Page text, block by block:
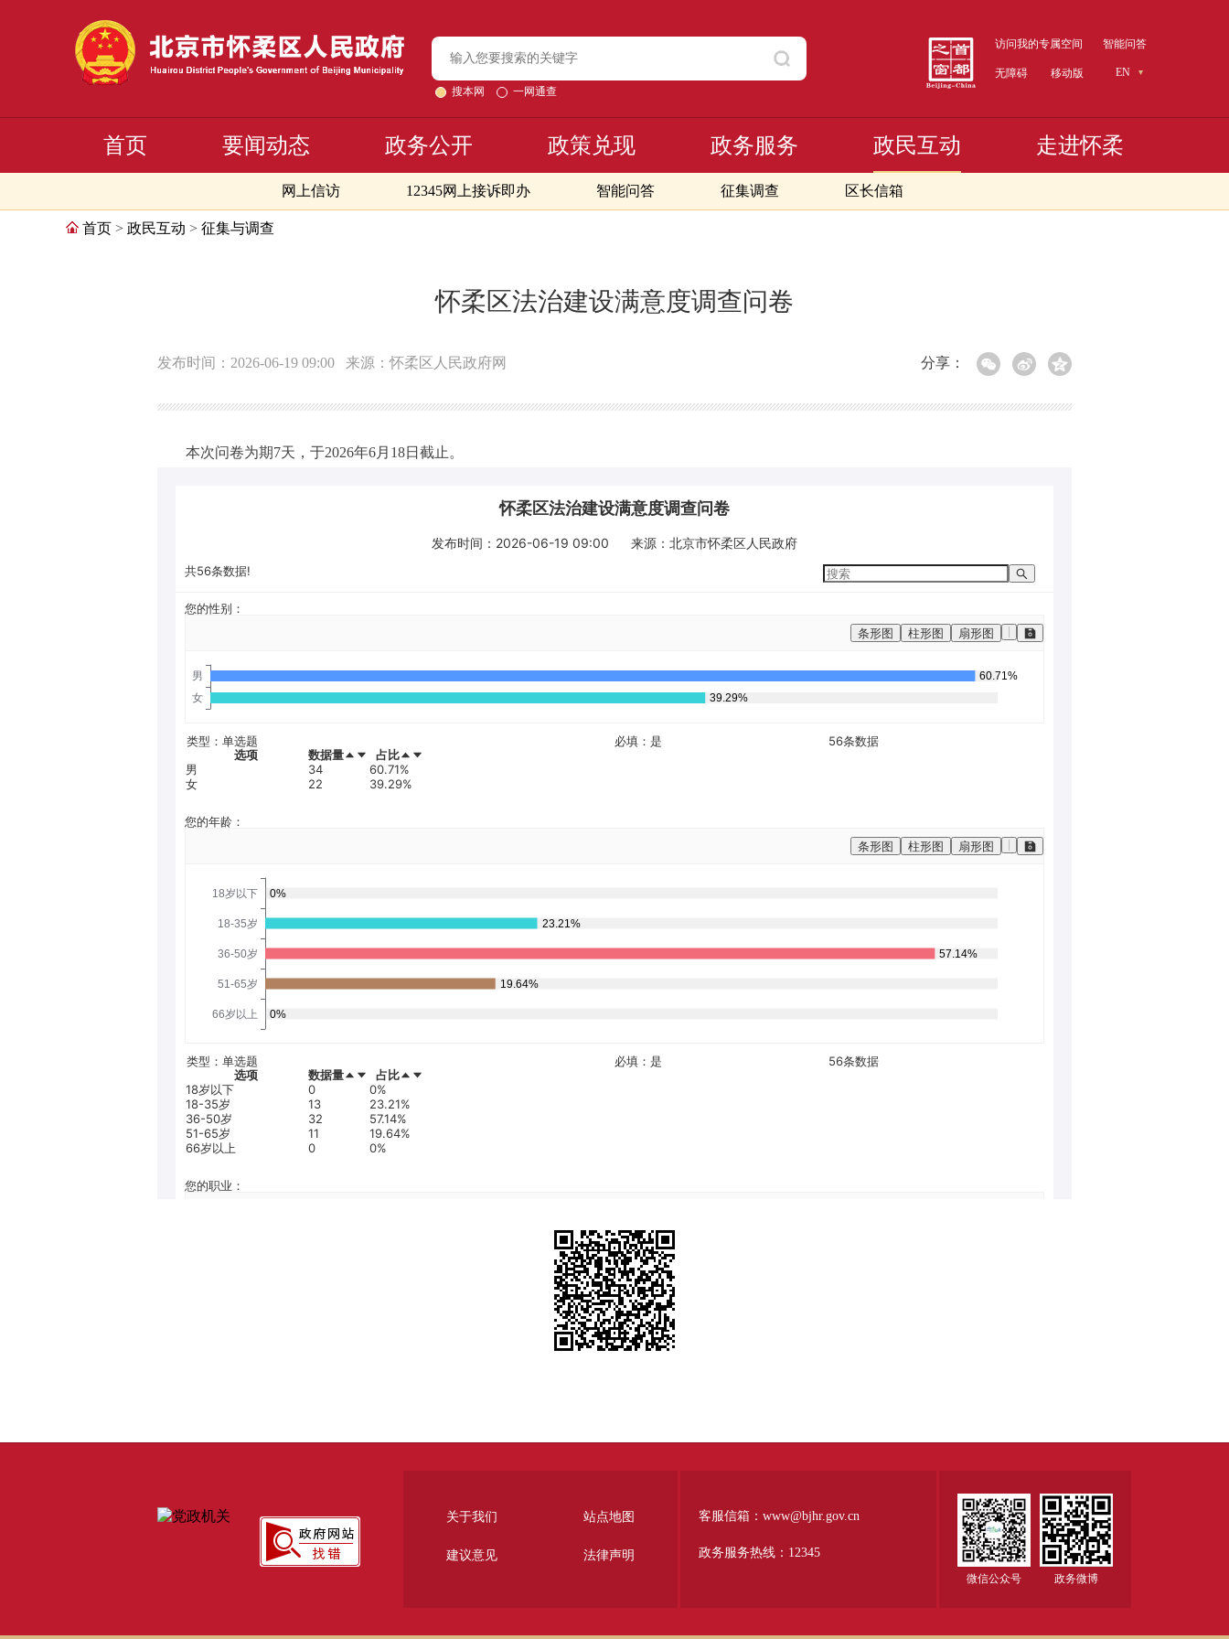
搜本网 一网通查
访问我的专属空间 智能问答
无障碍 移动版 EN
首页 要闻动态 政务公开 政策兑现 政务服务 政民互动
网上信访 12345网上接诉即办 智能问答 征集调查 区长信箱
走进怀柔
首页 > 政民互动 > 征集与调查
怀柔区法治建设满意度调查问卷
发布时间：2026-06-19 09:00 来源：怀柔区人民政府网 分享：
本次问卷为期7天，于2026年6月18日截止。
关于我们 站点地图
建议意见 法律声明
客服信箱：www@bjhr.gov.cn
政务服务热线：12345
微信公众号 政务微博